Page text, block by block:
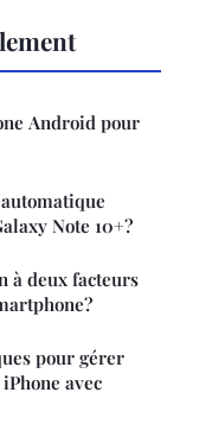
Android pour
Note 10+?
à deux facteurs
pour gérer
avec